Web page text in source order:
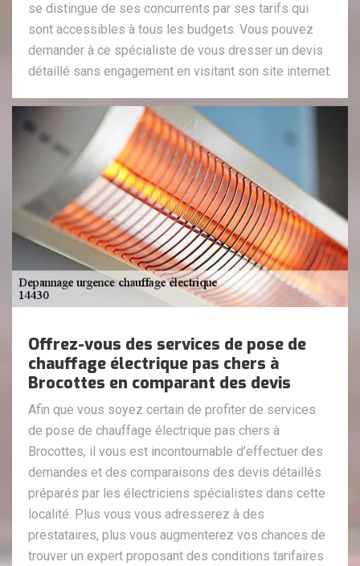
se distingue de ses concurrents par ses tarifs qui
sont accessibles à tous les budgets. Vous pouvez
demander à ce spécialiste de vous dresser un devis
détaillé sans engagement en visitant son site internet.
Offrez-vous des services de pose de
chauffage électrique pas chers à
Brocottes en comparant des devis
Afin que vous soyez certain de profiter de services
de pose de chauffage électrique pas chers à
Brocottes, il vous est incontournable d’effectuer des
demandes et des comparaisons des devis détaillés
préparés par les électriciens spécialistes dans cette
localité. Plus vous vous adresserez à des
prestataires, plus vous augmenterez vos chances de
trouver un expert proposant des conditions tarifaires